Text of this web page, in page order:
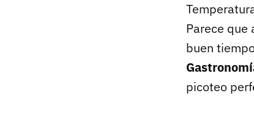
Parece que
buen
picoteo